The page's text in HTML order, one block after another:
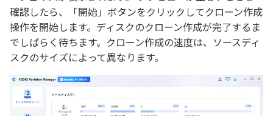
確認したら、「開始」ボタンをクリックしてクローン作成
操作を開始します。ディスクのクローン作成が完了するま
でしばらく待ちます。クローン作成の速度は、ソースディ
スクのサイズによって異なります。